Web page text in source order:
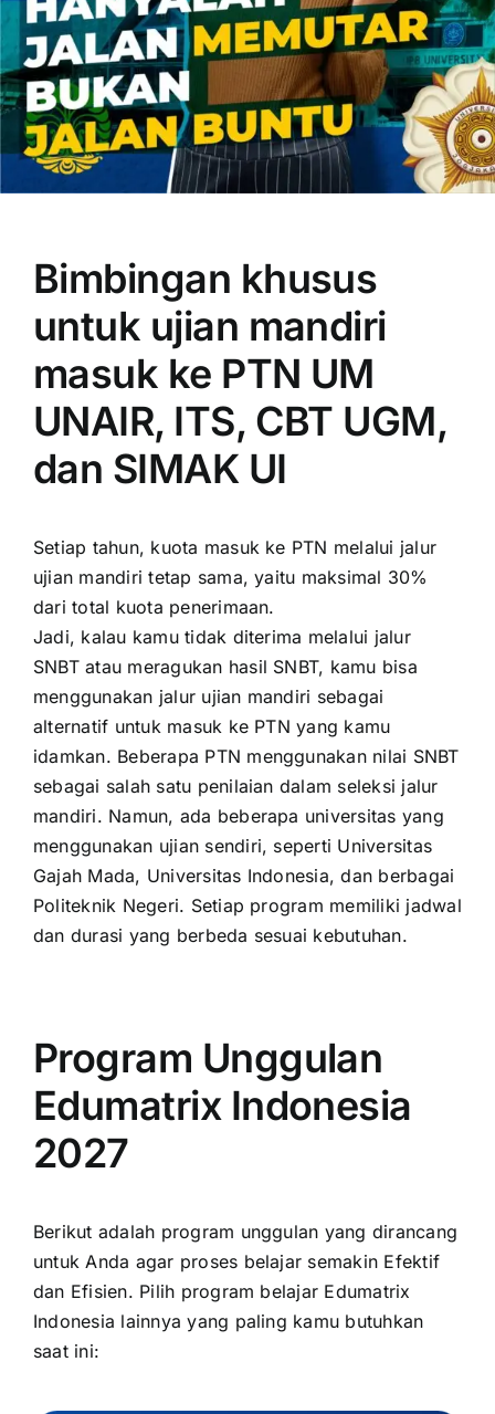
OUR PROGRAM
REGISTRATION
CONTACT US
Bimbingan khusus
untuk ujian mandiri
masuk ke PTN UM
UNAIR, ITS, CBT UGM,
dan SIMAK UI
Setiap tahun, kuota masuk ke PTN melalui jalur
ujian mandiri tetap sama, yaitu maksimal 30%
dari total kuota penerimaan.
Jadi, kalau kamu tidak diterima melalui jalur
SNBT atau meragukan hasil SNBT, kamu bisa
menggunakan jalur ujian mandiri sebagai
alternatif untuk masuk ke PTN yang kamu
idamkan. Beberapa PTN menggunakan nilai SNBT
sebagai salah satu penilaian dalam seleksi jalur
mandiri. Namun, ada beberapa universitas yang
menggunakan ujian sendiri, seperti Universitas
Gajah Mada, Universitas Indonesia, dan berbagai
Politeknik Negeri. Setiap program memiliki jadwal
dan durasi yang berbeda sesuai kebutuhan.
Program Unggulan
Edumatrix Indonesia
2027
Berikut adalah program unggulan yang dirancang
untuk Anda agar proses belajar semakin Efektif
dan Efisien. Pilih program belajar Edumatrix
Indonesia lainnya yang paling kamu butuhkan
saat ini: